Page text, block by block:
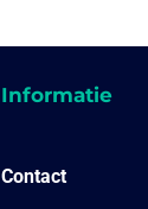
Informatie
Contact